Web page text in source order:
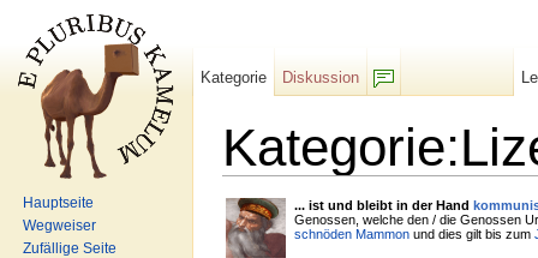
... ist und bleibt in der Hand
Genossen, welche den / die Genossen
schnöden Mammon und dies gilt bis zum
Kategorie
Diskussion
Hauptseite
Wegweiser
Zufällige Seite